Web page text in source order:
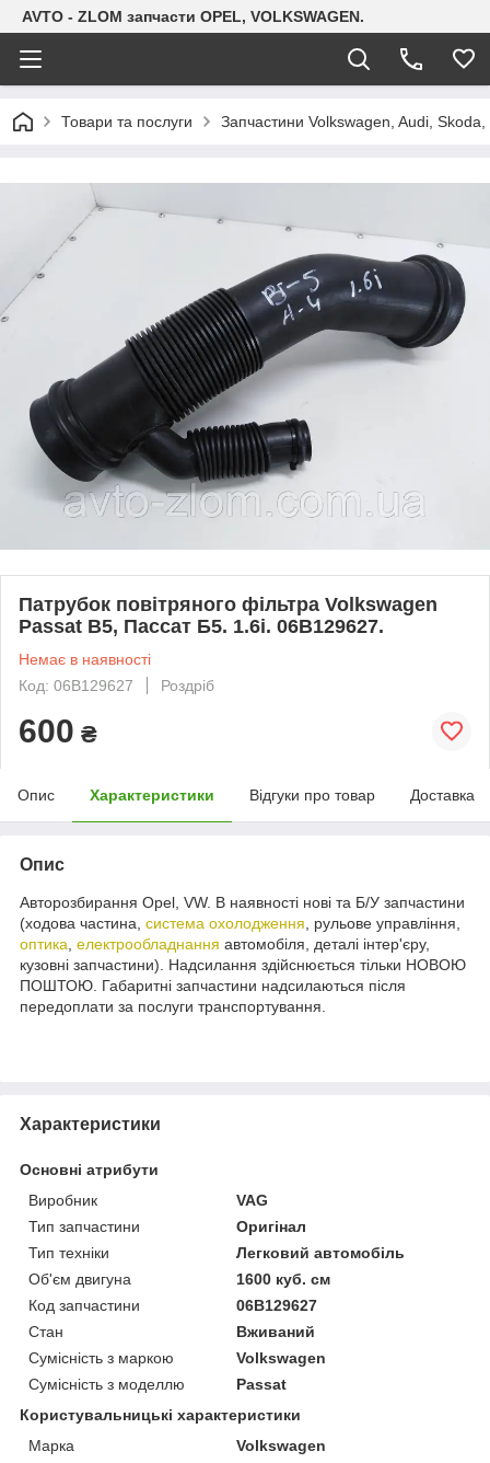
AVTO - ZLOM запчасти OPEL, VOLKSWAGEN.
Товари та послуги Запчастини Volkswagen, Audi, Skoda,
Патрубок повітряного фільтра Volkswagen
Passat B5, Пассат Б5. 1.6i. 06B129627.
Немає в наявності
Код: 06B129627
Роздріб
600 ₴
Опис Характеристики Відгуки про товар Доставка
Опис
Авторозбирання Opel, VW. В наявності нові та Б/У запчастини
(ходова частина, система охолодження , рульове управління,
оптика електрообладнання автомобіля, деталі інтер'єру,
кузовні запчастини). Надсилання здійснюється тільки НОВОЮ
ПОШТОЮ. Габаритні запчастини надсилаються після
передоплати за послуги транспортування.
Характеристики
Основні атрибути
Виробник
VAG
Тип запчастини
Оригінал
Тип техніки
Легковий автомобіль
Об'єм двигуна
1600 куб. см
Код запчастини
06B129627
Стан
Вживаний
Сумісність з маркою
Volkswagen
Сумісність з моделлю
Passat
Користувальницькі характеристики
Марка
Volkswagen